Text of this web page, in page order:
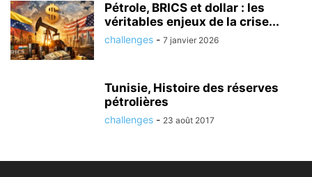
Pétrole, BRICS et dollar : les
véritables enjeux de la crise...
challenges - 7 janvier 2026
Tunisie, Histoire des réserves
pétrolières
challenges - 23 août 2017